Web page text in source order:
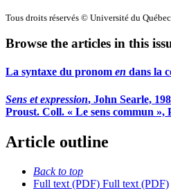
Tous droits réservés © Université du
Browse the articles in this
La syntaxe du pronom en dans la
Sens et expression, John Searle,
Proust. Coll. « Le sens commun »,
Article outline
Back to top
Full text (PDF) Full text (PDF)